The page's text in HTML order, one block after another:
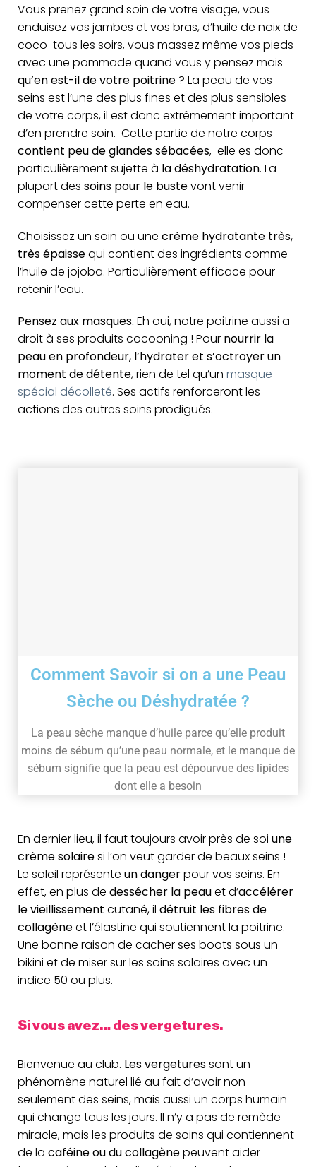
Vous prenez grand soin de votre visage, vous
enduisez vos jambes et vos bras, d’huile de noix de
coco tous les soirs, vous massez même vos pieds
avec une pommade quand vous y pensez mais
qu’en est-il de votre poitrine ? La peau de vos
seins est l’une des plus fines et des plus sensibles
de votre corps, il est donc extrêmement important
d’en prendre soin. Cette partie de notre corps
contient peu de glandes sébacées, elle es donc
particulièrement sujette à la déshydratation. La
plupart des soins pour le bustevont venir
compenser cette perte en eau.
Choisissez un soin ou une crème hydratante très,
très épaissequi contient des ingrédients comme
l’huile de jojoba. Particulièrement efficace pour
retenir l’eau.
Pensez aux masques. Eh oui, notre poitrine aussi a
droit à ses produits cocooning ! Pour nourrir la
peau en profondeur, l’hydrater et s’octroyer un
moment de détente, rien de tel qu’un masque
spécial décolleté. Ses actifs renforceront les
actions des autres soins prodigués.
Comment Savoir si on a une Peau
Sèche ou Déshydratée ?
La peau sèche manque d’huile parce qu’elle produit
moins de sébum qu’une peau normale, et le manque de
sébum signifie que la peau est dépourvue des lipides
dont elle a besoin
En dernier lieu, il faut toujours avoir près de soi une
crème solairesi l’on veut garder de beaux seins !
Le soleil représente un dangerpour vos seins. En
effet, en plus de dessécher la peauet d’accélérer
le vieillissement cutané, il détruit les fibres de
collagèneet l’élastine qui soutiennent la poitrine.
Une bonne raison de cacher ses boots sous un
bikini et de miser sur les soins solaires avec un
indice 50 ou plus.
Si vous avez… des vergetures.
Bienvenue au club. Les vergeturessont un
phénomène naturel lié au fait d’avoir non
seulement des seins, mais aussi un corps humain
qui change tous les jours. Il n’y a pas de remède
miracle, mais les produits de soins qui contiennent
de la caféine ou du collagènepeuvent aider